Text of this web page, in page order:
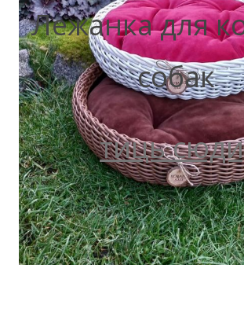
Лежанка для
собак
тиць